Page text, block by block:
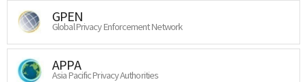
GPEN
Global Privacy Enforcement Network
APPA
Asia Pacific Privacy Authorities